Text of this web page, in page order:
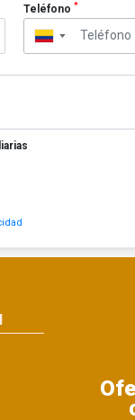
Teléfono *
▼